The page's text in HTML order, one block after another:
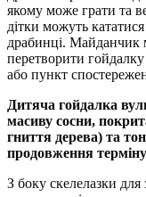
якому може грати та
дітки можуть
драбинці. Майданчик
перетворити
або пункт
Дитяча гойдалка
масиву сосни,
гниття дерева) та
продовження
З боку скелелазки